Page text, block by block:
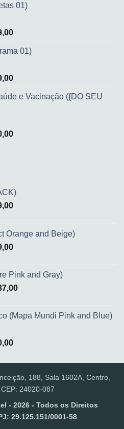
01)
01)
e Vacinação ({DO SEU
Orange and Beige)
Pink and Gray)
(Mapa Mundi Pink and Blue)
188, Sala 1602A, Centro,
24020-087
- 2026 - Todos os Direitos
29.125.151/0001-58